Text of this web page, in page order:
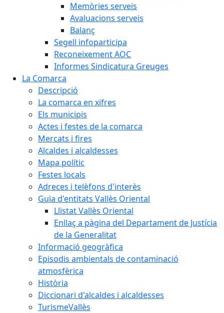
Memòries serveis
Avaluacions serveis
Balanç
Segell infoparticipa
Reconeixement AOC
Informes Sindicatura Greuges
La Comarca
Descripció
La comarca en xifres
Els municipis
Actes i festes de la comarca
Mercats i fires
Alcaldes i alcaldesses
Mapa polític
Festes locals
Adreces i telèfons d'interès
Guia d'entitats Vallès Oriental
Llistat Vallès Oriental
Enllaç a pàgina del Departament de Justícia
de la Generalitat
Informació geogràfica
Episodis ambientals de contaminació
atmosfèrica
Història
Diccionari d'alcaldes i alcaldesses
TurismeVallès